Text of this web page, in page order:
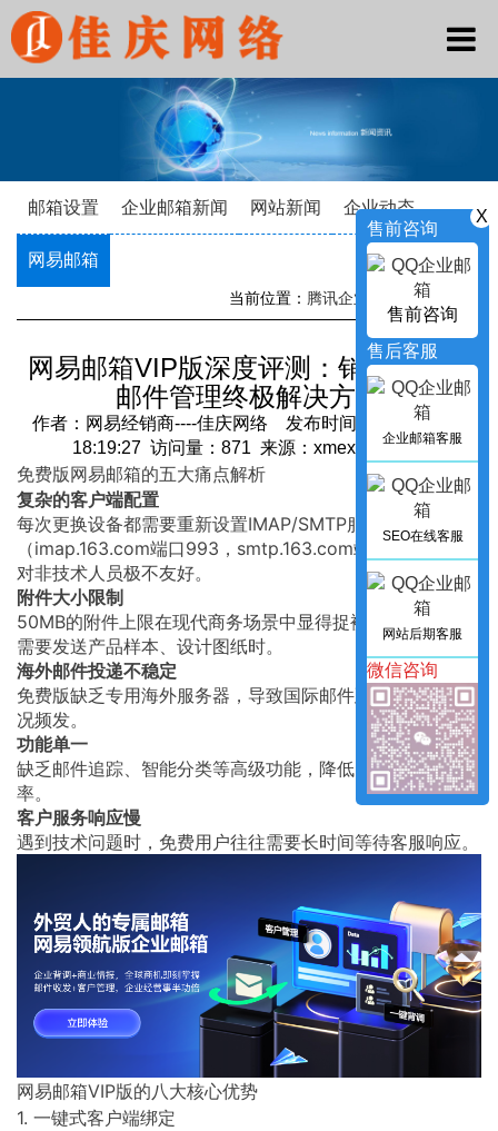
邮箱设置 企业邮箱新闻 网站新闻 企业动态
网易邮箱
当前位置： 腾讯企业邮箱 ->新闻资讯
网易邮箱VIP版深度评测：销售精英的
邮件管理终极解决方案
作者：网易经销商----佳庆网络 发布时间：2025-08-02
18:19:27 访问量：871 来源：xmexmail.com
免费版网易邮箱的五大痛点解析
复杂的客户端配置
每次更换设备都需要重新设置IMAP/SMTP服务器参数
（imap.163.com端口993，smtp.163.com端口465），这
对非技术人员极不友好。
附件大小限制
50MB的附件上限在现代商务场景中显得捉襟见肘，特别是
需要发送产品样本、设计图纸时。
海外邮件投递不稳定
免费版缺乏专用海外服务器，导致国际邮件延迟或丢失的情
况频发。
功能单一
缺乏邮件追踪、智能分类等高级功能，降低了邮件管理的效
率。
客户服务响应慢
遇到技术问题时，免费用户往往需要长时间等待客服响应。
网易邮箱VIP版的八大核心优势
1. 一键式客户端绑定
X
售前咨询
售前咨询
售后客服
企业邮箱客服
SEO在线客服
网站后期客服
微信咨询